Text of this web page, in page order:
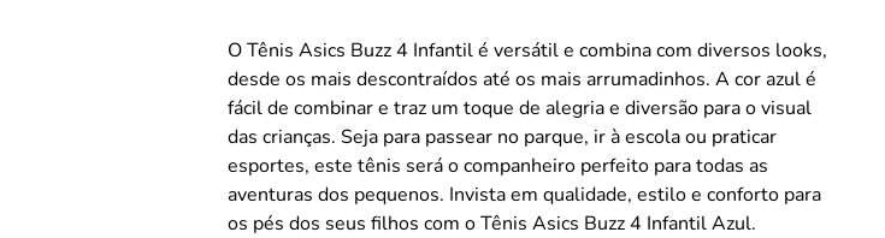
O Tênis Asics Buzz 4 Infantil é versátil e combina com diversos looks,
desde os mais descontraídos até os mais arrumadinhos. A cor azul é
fácil de combinar e traz um toque de alegria e diversão para o visual
das crianças. Seja para passear no parque, ir à escola ou praticar
esportes, este tênis será o companheiro perfeito para todas as
aventuras dos pequenos. Invista em qualidade, estilo e conforto para
os pés dos seus filhos com o Tênis Asics Buzz 4 Infantil Azul.